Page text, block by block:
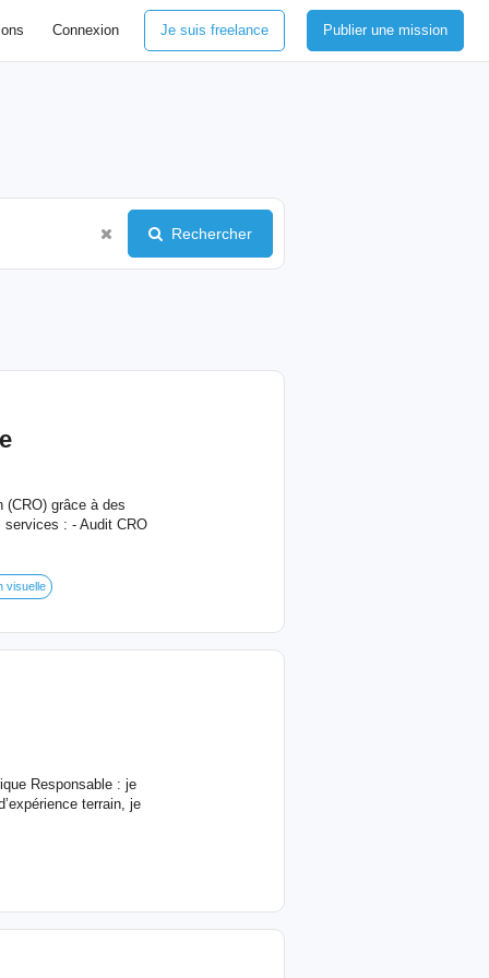
Connexion Je suis freelance Publier une mission
Rechercher
(CRO) grâce à des
: - Audit CRO
visuelle
Responsable : je
terrain, je